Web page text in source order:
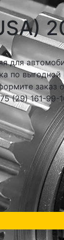
для
по
заказ
(29) 161-99-